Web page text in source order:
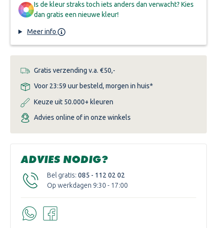
Is de kleur straks toch iets anders dan verwacht? Kies
dan gratis een nieuwe kleur!
Meer info
Gratis verzending v.a. €50,-
Voor 23:59 uur besteld, morgen in huis*
Keuze uit 50.000+ kleuren
Advies online of in onze winkels
ADVIES NODIG?
Bel gratis: 085 - 112 02 02
Op werkdagen 9:30 - 17:00